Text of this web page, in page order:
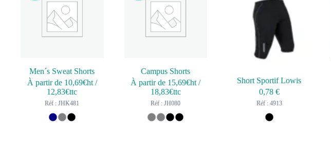
Men´s Sweat Shorts
À partir de 10,69€ht/
12,83€ttc
Réf : JHK481
Campus Shorts
À partir de 15,69€ht /
18,83€ttc
Réf : JH080
Short Sportif Lowis
0,78 €
Réf : 4913